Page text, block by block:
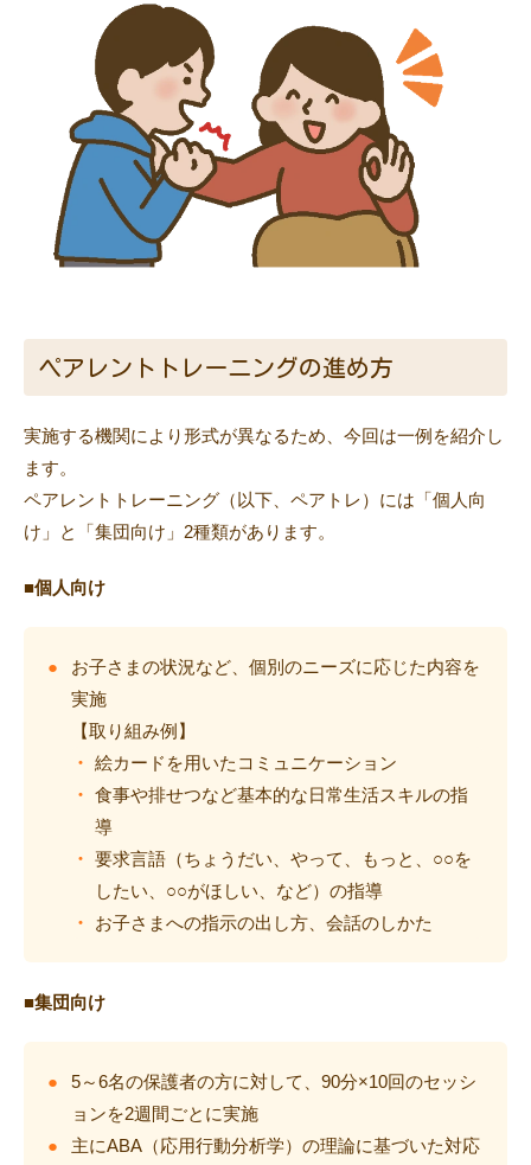
ペアレントトレーニングの進め方
実施する機関により形式が異なるため、今回は一例を紹介し
ます。
ペアレントトレーニング（以下、ペアトレ）には「個人向
け」と「集団向け」2種類があります。
■個人向け
お子さまの状況など、個別のニーズに応じた内容を
実施
【取り組み例】
絵カードを用いたコミュニケーション
食事や排せつなど基本的な日常生活スキルの指
導
要求言語（ちょうだい、やって、もっと、○○を
したい、○○がほしい、など）の指導
お子さまへの指示の出し方、会話のしかた
■集団向け
5～6名の保護者の方に対して、90分×10回のセッシ
ョンを2週間ごとに実施
主にABA（応用行動分析学）の理論に基づいた対応